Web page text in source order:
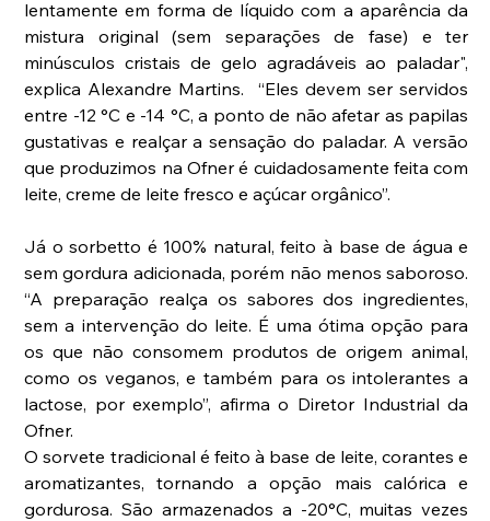
lentamente em forma de líquido com a aparência da
mistura original (sem separações de fase) e ter
minúsculos cristais de gelo agradáveis ao paladar",
explica Alexandre Martins.  “Eles devem ser servidos
entre -12 °C e -14 °C, a ponto de não afetar as papilas
gustativas e realçar a sensação do paladar. A versão
que produzimos na Ofner é cuidadosamente feita com
leite, creme de leite fresco e açúcar orgânico”.
Já o sorbetto é 100% natural, feito à base de água e
sem gordura adicionada, porém não menos saboroso.
“A preparação realça os sabores dos ingredientes,
sem a intervenção do leite. É uma ótima opção para
os que não consomem produtos de origem animal,
como os veganos, e também para os intolerantes a
lactose, por exemplo”, afirma o Diretor Industrial da
Ofner.
O sorvete tradicional é feito à base de leite, corantes e
aromatizantes, tornando a opção mais calórica e
gordurosa. São armazenados a -20°C, muitas vezes